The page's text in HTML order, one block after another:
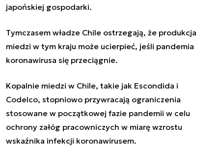
japońskiej gospodarki.
Tymczasem władze Chile ostrzegają, że produkcja
miedzi w tym kraju może ucierpieć, jeśli pandemia
koronawirusa się przeciągnie.
Kopalnie miedzi w Chile, takie jak Escondida i
Codelco, stopniowo przywracają ograniczenia
stosowane w początkowej fazie pandemii w celu
ochrony załóg pracowniczych w miarę wzrostu
wskaźnika infekcji koronawirusem.